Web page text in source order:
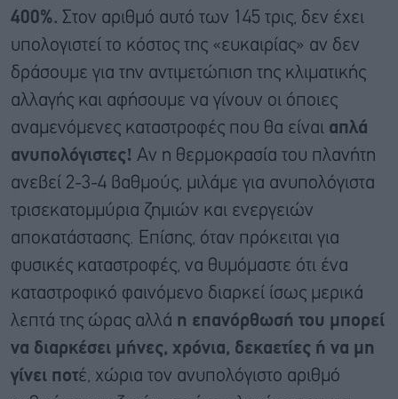
400%. Στον αριθμό αυτό των 145 τρις, δεν έχει
υπολογιστεί το κόστος της «ευκαιρίας» αν δεν
δράσουμε για την αντιμετώπιση της κλιματικής
αλλαγής και αφήσουμε να γίνουν οι όποιες
αναμενόμενες καταστροφές που θα είναι απλά
ανυπολόγιστες! Αν η θερμοκρασία του πλανήτη
ανεβεί 2-3-4 βαθμούς, μιλάμε για ανυπολόγιστα
τρισεκατομμύρια ζημιών και ενεργειών
αποκατάστασης. Επίσης, όταν πρόκειται για
φυσικές καταστροφές, να θυμόμαστε ότι ένα
καταστροφικό φαινόμενο διαρκεί ίσως μερικά
λεπτά της ώρας αλλά η επανόρθωσή του μπορεί
να διαρκέσει μήνες, χρόνια, δεκαετίες ή να μη
γίνει ποτέ, χώρια τον ανυπολόγιστο αριθμό